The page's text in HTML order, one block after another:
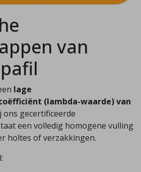
van
lage
(lambda-waarde) van
ons gecertificeerde
een volledig homogene vulling
holtes of verzakkingen.